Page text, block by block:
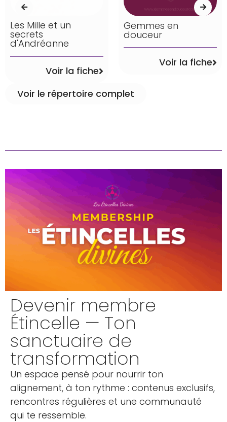
Les Mille et un
secrets
d'Andréanne
Voir la fiche
Gemmes en
douceur
Voir la fiche
Voir le répertoire complet
Devenir membre
Étincelle — Ton
sanctuaire de
transformation
Un espace pensé pour nourrir ton
alignement, à ton rythme : contenus exclusifs,
rencontres régulières et une communauté
qui te ressemble.